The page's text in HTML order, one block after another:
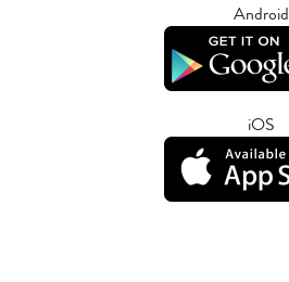
Android
iOS